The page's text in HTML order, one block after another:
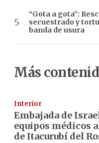
“Gota a gota”:
secuestrado y
banda de usura
Más
Interior
Embajada de
equipos médicos
de Itacurubí del